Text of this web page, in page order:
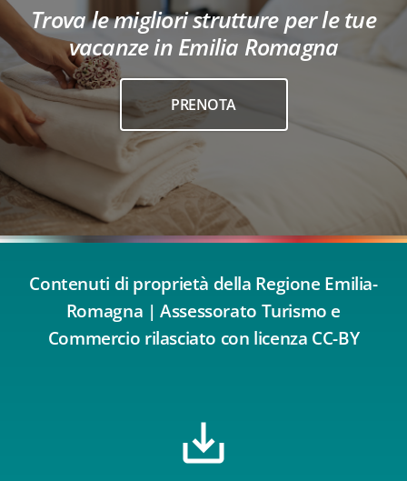
Trova le migliori strutture per le tue
vacanze in Emilia Romagna
PRENOTA
Contenuti di proprietà della Regione Emilia-
Romagna | Assessorato Turismo e
Commercio rilasciato con licenza CC-BY